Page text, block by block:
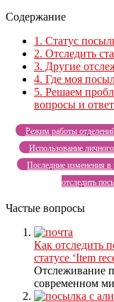
Содержание
1. Статус
2. Отследить
3. Другие
4. Где моя
5. Решаем
вопросы и
Режим работы
Использование
Последние изменения в
отследить
Частые вопросы
Как отследить
статусе ‘Item
Отслеживание
современном